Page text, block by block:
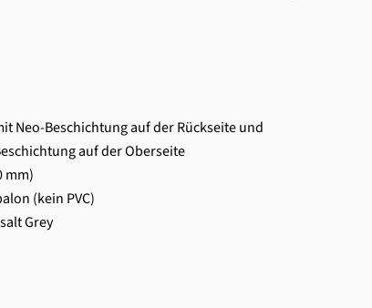
Neo-Beschichtung auf der Rückseite und
auf der Oberseite
mm)
(kein PVC)
Grey